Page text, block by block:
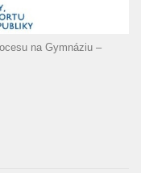
na Gymnáziu –